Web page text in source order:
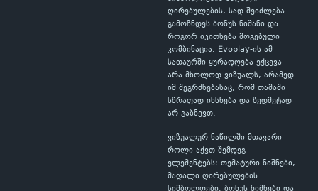
ღირებულების, სად შეიძლება
გამოჩნდეს ბონუს ნიშანი და
როგორ იკითხება მოგებული
კომბინაცია. Evoplay-ის ამ
სათაურში ყურადღება ექცევა
არა მხოლოდ ვიზუალს, არამედ
იმ შეგრძნებასაც, რომ თამაში
სწრაფად იხსნება და ზედმეტად
არ გაბნევთ.
ვიზუალურ ნაწილში მთავარი
როლი აქვთ შემდეგ
ელემენტებს: თემატური ნიშნები,
მაღალი ღირებულების